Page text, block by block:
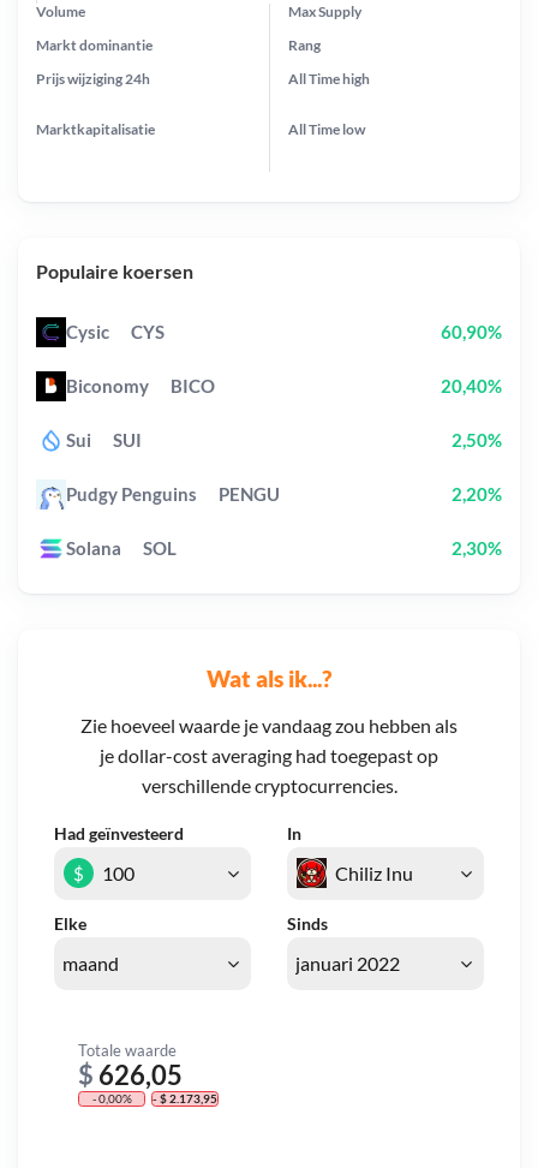
Wat als ik...?
Zie hoeveel waarde je vandaag zou hebben als
je dollar-cost averaging had toegepast op
verschillende cryptocurrencies.
Had geïnvesteerd In
Elke Sinds
$
Totale waarde
$ 626,05
- 0,00% - $ 2.173,95
Prijs wijziging 24h
Max Supply
Markt dominantie
Marktkapitalisatie
Volume
Rang
All Timehigh
All Time low
Populaire koersen
Cysic CYS 60,90%
Biconomy BICO 20,40%
Sui SUI 2,50%
Pudgy Penguins PENGU 2,20%
Solana SOL 2,30%